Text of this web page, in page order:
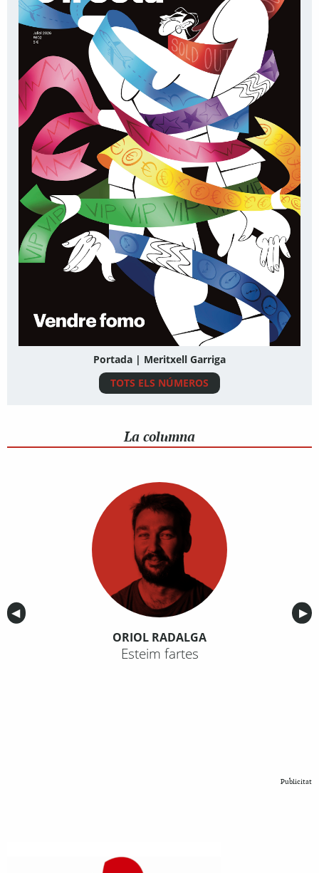
Portada | Meritxell Garriga
TOTS ELS NÚMEROS
La columna
Anterior
◀︎ ▶︎
ORIOL RADALGA
Esteim fartes
Publicitat